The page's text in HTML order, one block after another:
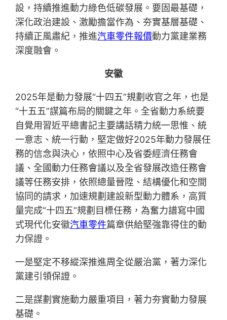
設，持續推進動力綠色低碳發展。要固最基礎，
深化政治建設、激勵擔當作為、夯實基層基礎、
持續正風肅紀，推進汽車零件報價動力黨建業務
深度融會。
安徽
2025年是動力發展“十四五”規劃收官之年，也是
“十五五”謀篇布局的關鍵之年。全省動力系統要
自覺用習近平總書記主要講話精力統一思惟、統
一意志、統一行動，堅定做好2025年動力發展任
務的信念與決心，依照中心及省委經濟任務會
議、全國動力任務會議以及全省發展改造任務會
議等任務安排，依照總量晉陞、結構優化和空間
協同的請求，加速規劃建設新型動力體系，高質
量完成“十四五”規劃目標任務，為奮力譜寫中國
式現代化安徽汽車零件篇章供給堅強靠得住的動
力保證。
一是堅定不移縱深推進周全從嚴治黨，著力深化
黨建引領保證。
二是謀劃實施動力嚴重項目，著力夯實動力發展
基礎。